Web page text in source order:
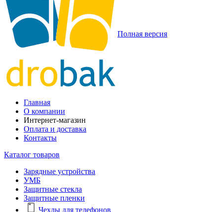
Полная версия
Главная
О компании
Интернет-магазин
Оплата и доставка
Контакты
Каталог товаров
Зарядные устройства
УМБ
Защитные стекла
Защитные пленки
Чехлы для телефонов